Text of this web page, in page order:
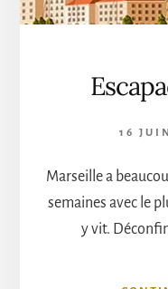
16
Marseille a
semaines avec le
y vit.